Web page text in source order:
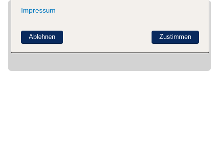
Impressum
Zustimmen
Ablehnen